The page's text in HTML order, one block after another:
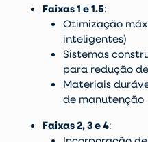
Faixas 1 e 1.5:
Otimização
inteligentes)
Sistemas
para redução
Materiais
de manutenção
Faixas 2, 3 e 4: